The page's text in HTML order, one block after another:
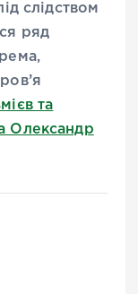
слідством
ряд
та
Олександр